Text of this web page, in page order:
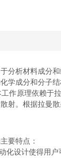
析材料成分和
学成分和分子结
作原理依赖于
射。根据拉曼
要特点：
设计使得用户